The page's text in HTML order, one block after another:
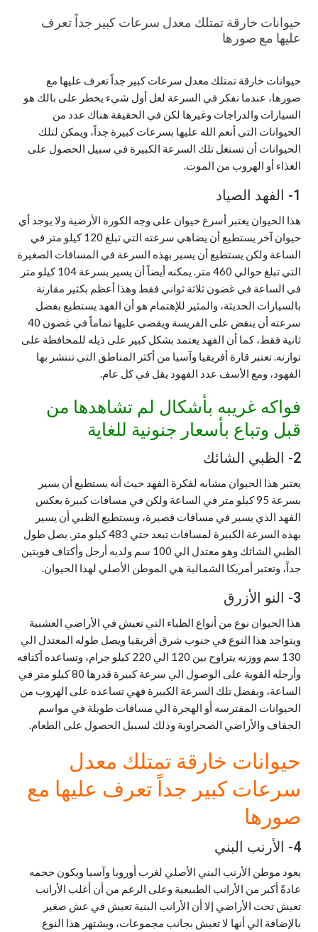
حيوانات خارقة تمتلك معدل سرعات كبير جداً تعرف
عليها مع صورها
حيوانات خارقة تمتلك معدل سرعات كبير جداً تعرف عليها مع
صورها، عندما نفكر في السرعة لعل أول شيء يخطر على بالك هو
السيارات والدراجات وغيرها لكن في الحقيقة هناك عدد من
الحيوانات التي أنعم الله عليها بسرعات كبيرة جداً، ويمكن لتلك
الحيوانات أن تستغل تلك السرعة الكبيرة في سبيل الحصول على
الغذاء أو الهروب من الموت.
1- الفهد الصياد
هذا الحيوان يعتبر أسرع حيوان على وجه الكورة الأرضية ولا يوجد أي
حيوان آخر يستطيع أن يضاهي سرعته التي تبلغ 120 كيلو متر في
الساعة ولكن يستطيع أن يسير بهذه السرعة في المسافات الصغيرة
التي تبلغ حوالي 460 متر. يمكنه أيضاً أن يسير بسرعة 104 كيلو متر
في الساعة في غضون ثلاثة ثواني فقط وهذا أعظم بكثير مقارنة
بالسيارات الحديثة، والمثير للإهتمام هو أن الفهد يستطيع بفضل
سرعته أن ينقض على الفريسة ويقضي عليها تماماً في غضون 40
ثانية فقط، كما أن الفهد يعتمد بشكل كبير على ذيله للمحافظة على
توازنه. تعتبر قارة أفريقيا وآسيا من أكثر المناطق التي تنتشر بها
الفهود، ومع الأسف عدد الفهود يقل في كل عام.
فواكه غريبه بأشكال لم تشاهدها من
قبل وتباع بأسعار جنونية للغاية
2- الظبي الشائك
يعتبر هذا الحيوان مشابه لفكرة الفهد حيث أنه يستطيع أن يسير
بسرعة 95 كيلو متر في الساعة ولكن في مسافات كبيرة بعكس
الفهد الذي يسير في مسافات قصيرة، ويستطيع الظبي أن يسير
بهذه السرعة الكبيرة لمسافات تبعد حتي 483 كيلو متر. يصل طول
الظبي الشائك وهو معتدل الي 100 سم ولديه أرجل وأكتاف قويتين
جداً، وتعتبر أمريكا الشمالية هي الموطن الأصلي لهذا الحيوان.
3- النو الأزرق
هذا الحيوان نوع من أنواع الظباء التي تعيش في الأراضي العشبية
ويتواجد هذا النوع في جنوب شرق أفريقيا ويصل طوله المعتدل الي
130 سم ووزنه يتراوح بين 120 الي 220 كيلو جرام، وتساعده أكتافه
وأرجله القوية على الوصول الي سرعة كبيرة قدرها 80 كيلو متر في
الساعة، وبفضل تلك السرعة الكبيرة فهي تساعده على الهروب من
الحيوانات المفترسه أو الهجرة الي مسافات طويلة في مواسم
الجفاف والأراضي الصحراوية وذلك لسبيل الحصول على الطعام.
حيوانات خارقة تمتلك معدل
سرعات كبير جداً تعرف عليها مع
صورها
4- الأرنب البني
يعود موطن الأرنب البني الأصلي لغرب أوروبا وآسيا ويكون حجمه
عادةً أكبر من الأرانب الطبيعية وعلى الرغم من أن أغلب الأرانب
تعيش تحت الأراضي إلا أن الأرانب البنية تعيش في عش صغير
بالإضافة الي أنها لا تعيش بجانب مجموعات، ويشتهر هذا النوع